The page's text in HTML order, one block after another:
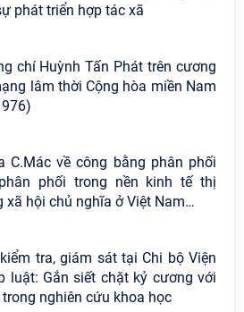
phát triển hợp tác xã
chí Huỳnh Tấn Phát trên cương
lâm thời Cộng hòa miền Nam
C.Mác về công bằng phân phối
phối trong nền kinh tế thị
hội chủ nghĩa ở Việt Nam…
tra, giám sát tại Chi bộ Viện
luật: Gắn siết chặt kỷ cương với
nghiên cứu khoa học